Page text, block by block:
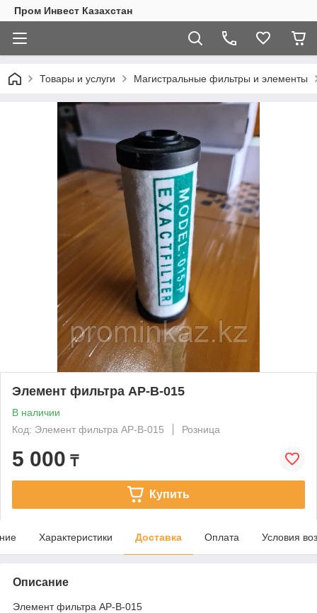
Пром Инвест Казахстан
Товары и услуги Магистральные фильтры и элементы
Элемент фильтра AP-B-015
В наличии
Код: Элемент фильтра AP-B-015
Розница
5 000 ₸
Купить
Характеристики Доставка Оплата Условия
Описание
Элемент фильтра AP-B-015